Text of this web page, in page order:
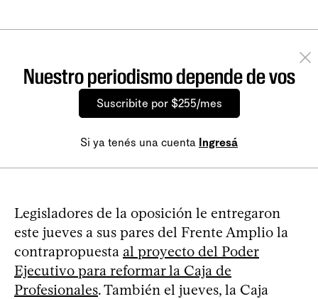
Nuestro periodismo depende de vos
Suscribite por $255/mes
Si ya tenés una cuenta Ingresá
Legisladores de la oposición le entregaron
este jueves a sus pares del Frente Amplio la
contrapropuesta al proyecto del Poder
Ejecutivo para reformar la Caja de
Profesionales. También el jueves, la Caja